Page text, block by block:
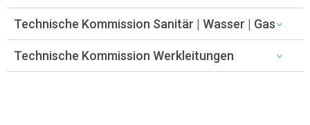
Technische Kommission Sanitär | Wasser | Gas
Technische Kommission Werkleitungen